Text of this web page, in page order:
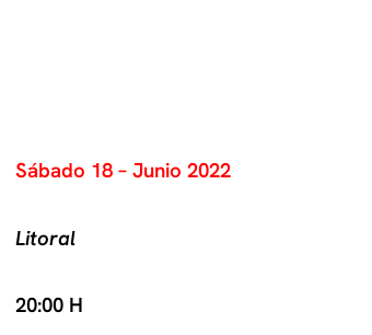
Sábado 18 – Junio 2022
Litoral
20:00 H